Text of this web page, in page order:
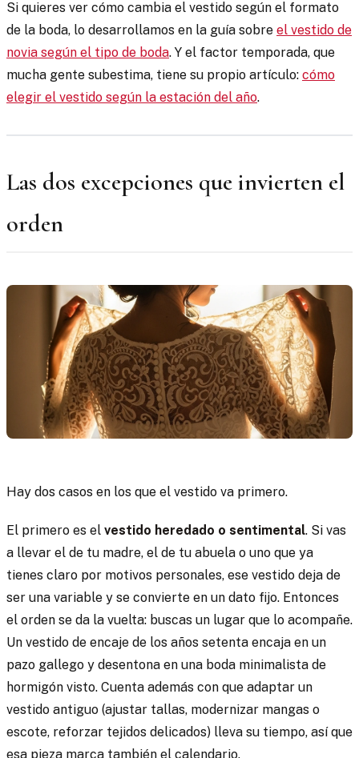
Si quieres ver cómo cambia el vestido según el formato
de la boda, lo desarrollamos en la guía sobre el vestido de
novia según el tipo de boda. Y el factor temporada, que
mucha gente subestima, tiene su propio artículo: cómo
elegir el vestido según la estación del año.
Las dos excepciones que invierten el
orden
Hay dos casos en los que el vestido va primero.
El primero es el vestido heredado o sentimental. Si vas
a llevar el de tu madre, el de tu abuela o uno que ya
tienes claro por motivos personales, ese vestido deja de
ser una variable y se convierte en un dato fijo. Entonces
el orden se da la vuelta: buscas un lugar que lo acompañe.
Un vestido de encaje de los años setenta encaja en un
pazo gallego y desentona en una boda minimalista de
hormigón visto. Cuenta además con que adaptar un
vestido antiguo (ajustar tallas, modernizar mangas o
escote, reforzar tejidos delicados) lleva su tiempo, así que
esa pieza marca también el calendario.